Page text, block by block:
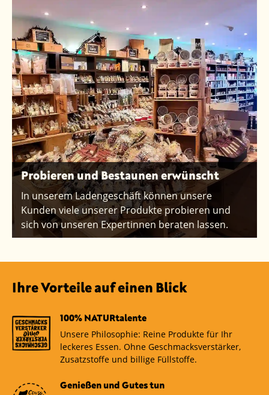
Probieren und Bestaunen erwünscht
In unserem Ladengeschäft können unsere
Kunden viele unserer Produkte probieren und
sich von unseren Expertinnen beraten lassen.
Ihre Vorteile auf einen Blick
100% NATURtalente
Unsere Philosophie: Reine Produkte für Ihr
leckeres Essen. Ohne Geschmacksverstärker,
Zusatzstoffe und billige Füllstoffe.
Genießen und Gutes tun